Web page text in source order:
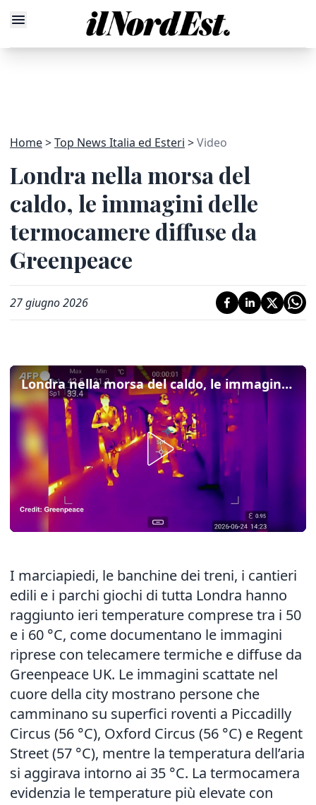
Home Top News Italia ed Esteri Video
Londra nella morsa del
caldo, le immagini delle
termocamere diffuse da
Greenpeace
27 giugno 2026
Londra nella morsa del caldo, le immagini delle termocamere diffuse da Greenpeace
I marciapiedi, le banchine dei treni, i cantieri
edili e i parchi giochi di tutta Londra hanno
raggiunto ieri temperature comprese tra i 50
e i 60 °C, come documentano le immagini
riprese con telecamere termiche e diffuse da
Greenpeace UK. Le immagini scattate nel
cuore della city mostrano persone che
camminano su superfici roventi a Piccadilly
Circus (56 °C), Oxford Circus (56 °C) e Regent
Street (57 °C), mentre la temperatura dell’aria
si aggirava intorno ai 35 °C. La termocamera
evidenzia le temperature più elevate con